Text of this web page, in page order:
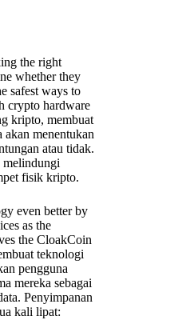
the right
whether they
safest ways to
crypto hardware
kripto, membuat
akan menentukan
atau tidak.
melindungi
fisik kripto.
even better by
as the
the CloakCoin
teknologi
pengguna
mereka sebagai
Penyimpanan
kali lipat: